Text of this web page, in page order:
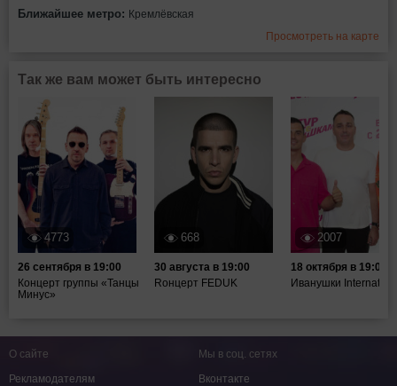
Ближайшее метро: Кремлёвская
Просмотреть на карте
Так же вам может быть интересно
4773
26 сентября в 19:00
Концерт группы «Танцы
Минус»
668
30 августа в 19:00
Rонцерт FEDUK
2007
18 октября в 19:00
Иванушки
О сайте
Рекламодателям
Мы в соц. сетях
Вконтакте